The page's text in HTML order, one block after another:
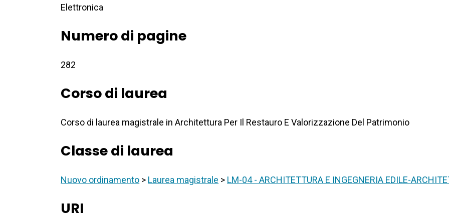
Elettronica
Numero di pagine
282
Corso di laurea
Corso di laurea magistrale in Architettura Per Il Restauro E Valorizzazione Del Patrimonio
Classe di laurea
Nuovo ordinamento > Laurea magistrale > LM-04 - ARCHITETTURA E INGEGNERIA EDILE-
URI